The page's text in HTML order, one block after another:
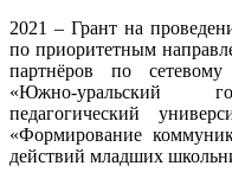
2021 – Грант на
по приоритетным
партнёров по
«Южно-уральский
педагогический
«Формирование
действий младших